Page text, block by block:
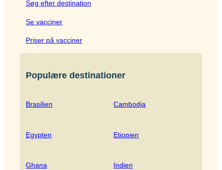
Søg efter destination
Se vacciner
Priser på vacciner
Populære destinationer
Brasilien Cambodja
Egypten Etiopien
Ghana Indien